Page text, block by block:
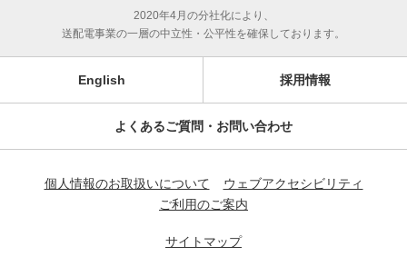
2020年4月の分社化により、
送配電事業の一層の中立性・公平性を確保しております。
English 採用情報
よくあるご質問・お問い合わせ
個人情報のお取扱いについて
ウェブアクセシビリティ
ご利用のご案内
サイトマップ